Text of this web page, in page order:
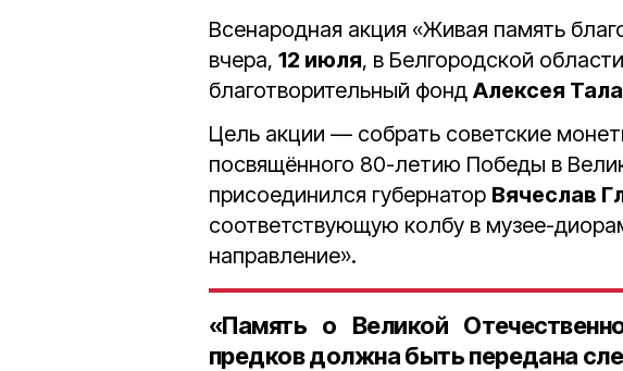
Всенародная акция «Живая память
вчера, 12 июля, в Белгородской
благотворительный фонд Алексея
Цель акции — собрать советские
посвящённого 80-летию Победы в
присоединился губернатор Вячеслав
соответствующую колбу в музее-
направление».
«Память о Великой
предков должна быть передана